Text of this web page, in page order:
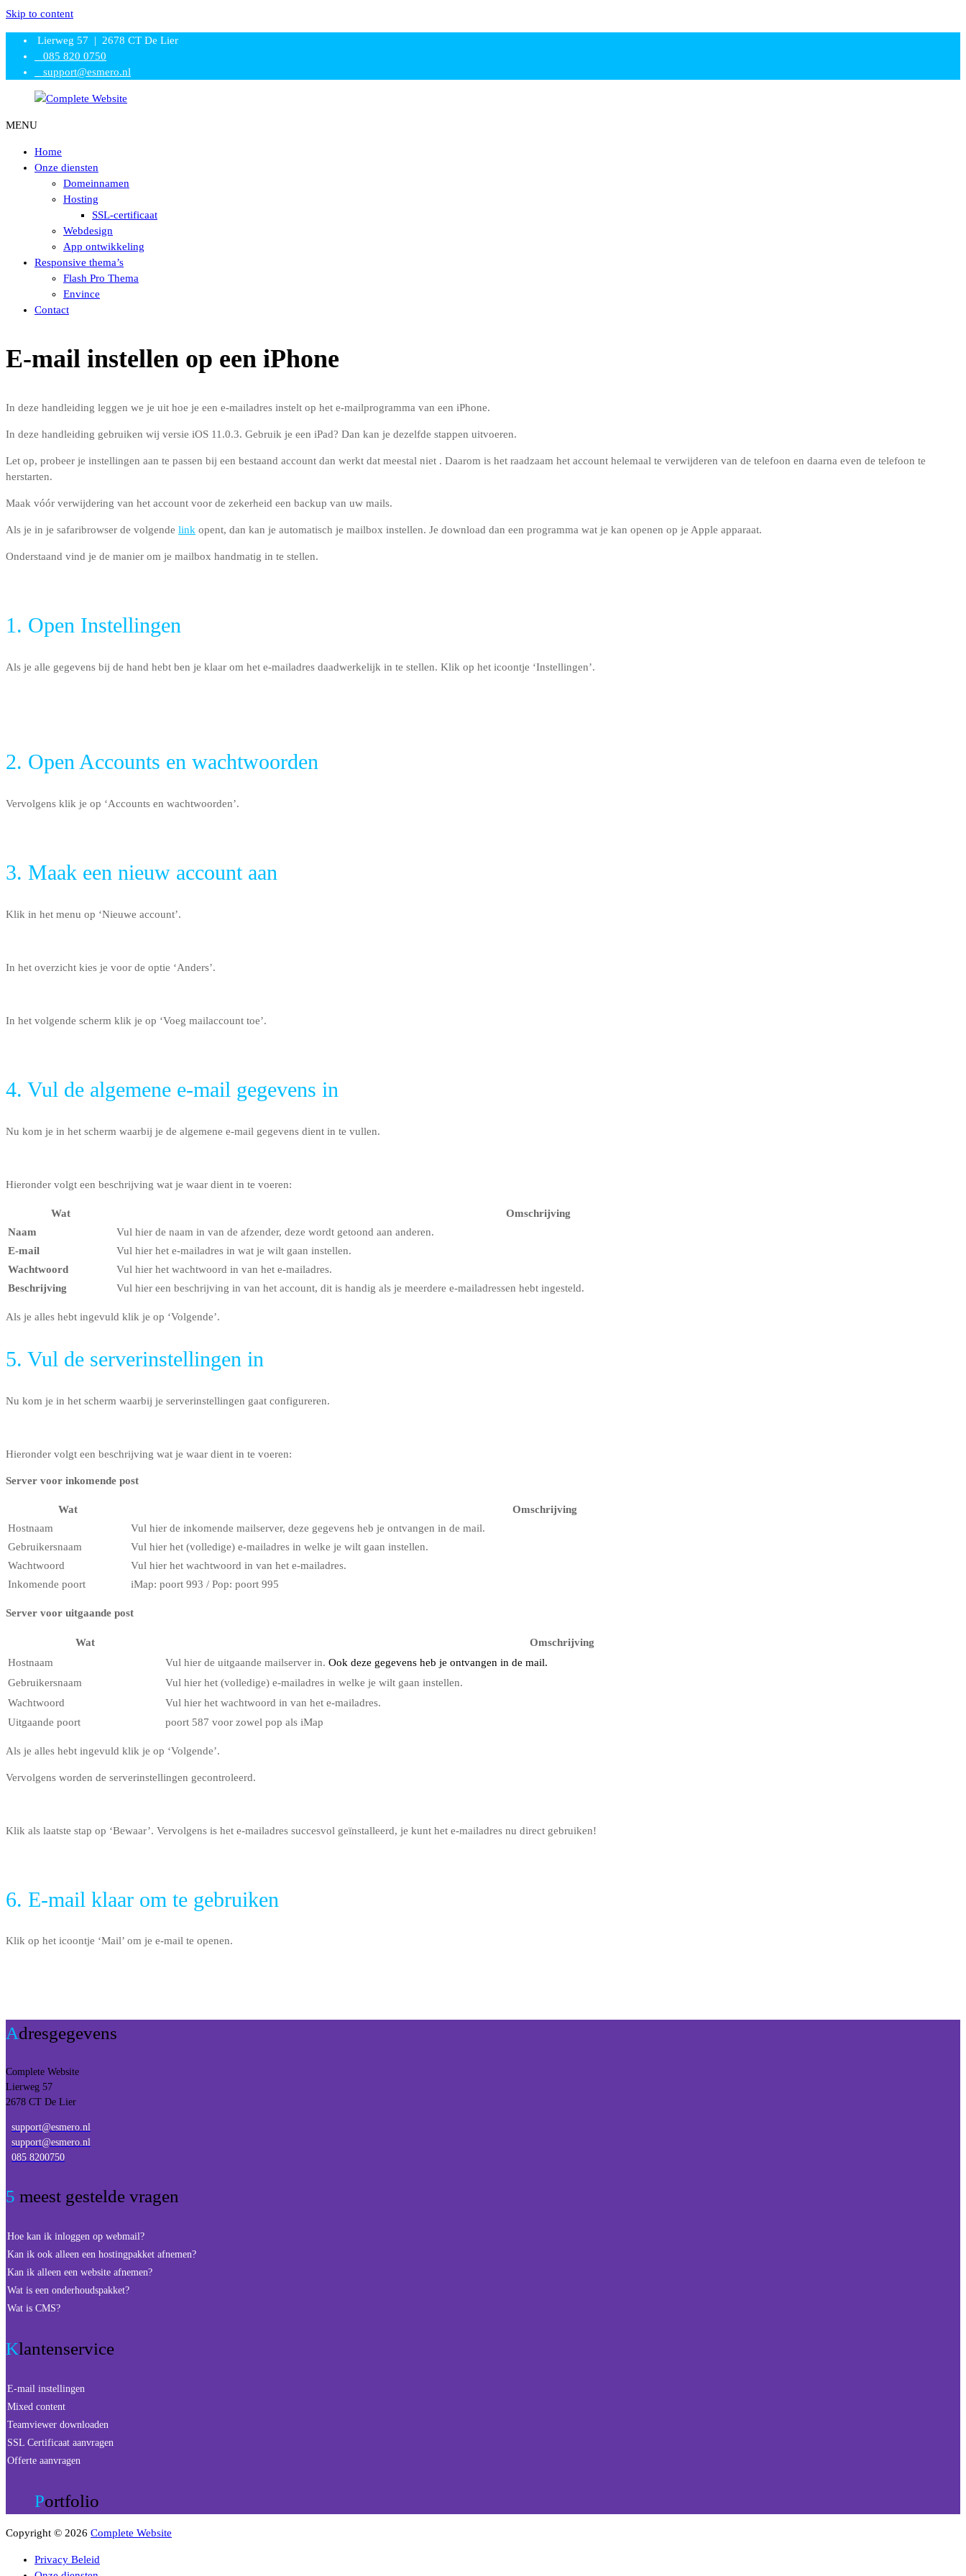
Skip to content
Lierweg 57 | 2678 CT De Lier
085 820 0750
support@esmero.nl
Website
MENU
Home
Onze diensten
Domeinnamen
Hosting
SSL-certificaat
Webdesign
App ontwikkeling
Responsive thema’s
Flash Pro Thema
Envince
Contact
E-mail instellen op een iPhone
In deze handleiding leggen we je uit hoe je een e-mailadres instelt op het e-mailprogramma van een iPhone.
In deze handleiding gebruiken wij versie iOS 11.0.3. Gebruik je een iPad? Dan kan je dezelfde stappen uitvoeren.
Let op, probeer je instellingen aan te passen bij een bestaand account dan werkt dat meestal niet . Daarom is het raadzaam het account helemaal te verwijderen van de telefoon en daarna even de telefoon te
herstarten.
Maak vóór verwijdering van het account voor de zekerheid een backup van uw mails.
Als je in je safaribrowser de volgende link opent, dan kan je automatisch je mailbox instellen. Je download dan een programma wat je kan openen op je Apple apparaat.
Onderstaand vind je de manier om je mailbox handmatig in te stellen.
1. Open Instellingen
Als je alle gegevens bij de hand hebt ben je klaar om het e-mailadres daadwerkelijk in te stellen. Klik op het icoontje ‘Instellingen’.
2. Open Accounts en wachtwoorden
Vervolgens klik je op ‘Accounts en wachtwoorden’.
3. Maak een nieuw account aan
Klik in het menu op ‘Nieuwe account’.
In het overzicht kies je voor de optie ‘Anders’.
In het volgende scherm klik je op ‘Voeg mailaccount toe’.
4. Vul de algemene e-mail gegevens in
Nu kom je in het scherm waarbij je de algemene e-mail gegevens dient in te vullen.
Hieronder volgt een beschrijving wat je waar dient in te voeren:
Wat
Omschrijving
Naam
Vul hier de naam in van de afzender, deze wordt getoond aan anderen.
E-mail
Vul hier het e-mailadres in wat je wilt gaan instellen.
Wachtwoord
Vul hier het wachtwoord in van het e-mailadres.
Beschrijving
Vul hier een beschrijving in van het account, dit is handig als je meerdere e-mailadressen hebt ingesteld.
Als je alles hebt ingevuld klik je op ‘Volgende’.
5. Vul de serverinstellingen in
Nu kom je in het scherm waarbij je serverinstellingen gaat configureren.
Hieronder volgt een beschrijving wat je waar dient in te voeren:
Server voor inkomende post
Wat
Omschrijving
Hostnaam
Vul hier de inkomende mailserver, deze gegevens heb je ontvangen in de mail.
Gebruikersnaam
Vul hier het (volledige) e-mailadres in welke je wilt gaan instellen.
Wachtwoord
Vul hier het wachtwoord in van het e-mailadres.
Inkomende poort
iMap: poort 993 / Pop: poort 995
Server voor uitgaande post
Wat
Omschrijving
Hostnaam
Vul hier de uitgaande mailserver in. Ook deze gegevens heb je ontvangen in de mail.
Gebruikersnaam
Vul hier het (volledige) e-mailadres in welke je wilt gaan instellen.
Wachtwoord
Vul hier het wachtwoord in van het e-mailadres.
Uitgaande poort
poort 587 voor zowel pop als iMap
Als je alles hebt ingevuld klik je op ‘Volgende’.
Vervolgens worden de serverinstellingen gecontroleerd.
Klik als laatste stap op ‘Bewaar’. Vervolgens is het e-mailadres succesvol geïnstalleerd, je kunt het e-mailadres nu direct gebruiken!
6. E-mail klaar om te gebruiken
Klik op het icoontje ‘Mail’ om je e-mail te openen.
Adresgegevens
Complete Website
Lierweg 57
2678 CT De Lier
support@esmero.nl
support@esmero.nl
085 8200750
5 meest gestelde vragen
Hoe kan ik inloggen op webmail?
Kan ik ook alleen een hostingpakket afnemen?
Kan ik alleen een website afnemen?
Wat is een onderhoudspakket?
Wat is CMS?
Klantenservice
E-mail instellingen
Mixed content
Teamviewer downloaden
SSL Certificaat aanvragen
Offerte aanvragen
Portfolio
Copyright © 2026 Complete Website
Privacy Beleid